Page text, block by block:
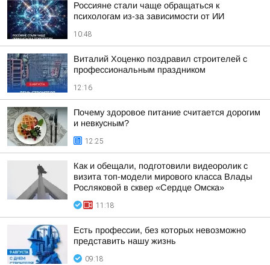
Россияне стали чаще обращаться к
психологам из-за зависимости от ИИ
10:48
Виталий Хоценко поздравил строителей с
профессиональным праздником
12:16
Почему здоровое питание считается дорогим
и невкусным?
12:25
Как и обещали, подготовили видеоролик с
визита топ-модели мирового класса Влады
Росляковой в сквер «Сердце Омска»
11:18
Есть профессии, без которых невозможно
представить нашу жизнь
09:18